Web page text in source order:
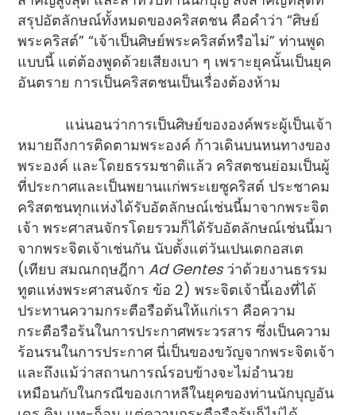
สรุปอัตลักษณ์ทั้งหมดของคริสตชน คือคำว่า “ศิษย์
พระคริสต์” “เจ้าเป็นศิษย์พระคริสต์หรือไม่” ท่านพูด
แบบนี้ แต่ต้องพูดด้วยเสียงเบา ๆ เพราะยุคนั้นเป็นยุค
อันตราย การเป็นคริสตชนเป็นเรื่องต้องห้าม
แน่นอนว่าการเป็นศิษย์ขององค์พระผู้เป็นเจ้า
หมายถึงการติดตามพระองค์ ก้าวเดินบนหนทางของ
พระองค์ และโดยธรรมชาติแล้ว คริสตชนย่อมเป็นผู้
ที่ประกาศและเป็นพยานแก่พระเยซูคริสต์ ประชาคม
คริสตชนทุกแห่งได้รับอัตลักษณ์เช่นนี้มาจากพระจิต
เจ้า พระศาสนจักรโดยรวมก็ได้รับอัตลักษณ์เช่นนี้มา
จากพระจิตเจ้าเช่นกัน นับตั้งแต่วันเปนเตกอสเต
(เทียบ สมณกฤษฎีกา Ad Gentesว่าด้วยงานธรรม
ทูตแห่งพระศาสนจักร ข้อ 2) พระจิตเจ้านี้เองที่ได้
ประทานความกระตือรือต้นให้แก่เรา คือความ
กระตือรือร้นในการประกาศพระวรสาร ซึ่งเป็นความ
ร้อนรนในการประกาศ นี่เป็นของขวัญจากพระจิตเจ้า
และถึงแม้ว่าสถานการณ์รอบข้างจะไม่อำนวย
เหมือนกับในกรณีของเกาหลีในยุคของท่านนักบุญอัน